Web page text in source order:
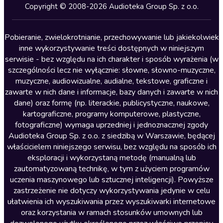
Kryminały
Lektury szkolne
Literatura anglojęzyczna
Literatura faktu
Literatura obyczajowa
Literatura piękna obca
Literatura piękna polska
Nagrania relaksacyjne
Nauka języków
Nauki humanistyczne
Podcasty i audycje
Polityka
Prasa
Copyright © 2008-2026 Audioteka Group Sp. z o.o.
Pobieranie, zwielokrotnianie, przechowywanie lub jakiekolwiek
inne wykorzystywanie treści dostępnych w niniejszym
serwisie - bez względu na ich charakter i sposób wyrażenia (w
szczególności lecz nie wyłącznie: słowne, słowno-muzyczne,
muzyczne, audiowizualne, audialne, tekstowe, graficzne i
zawarte w nich dane i informacje, bazy danych i zawarte w nich
dane) oraz formę (np. literackie, publicystyczne, naukowe,
kartograficzne, programy komputerowe, plastyczne,
fotograficzne) wymaga uprzedniej i jednoznacznej zgody
Audioteka Group Sp. z o.o. z siedzibą w Warszawie, będącej
właścicielem niniejszego serwisu, bez względu na sposób ich
eksploracji i wykorzystaną metodę (manualną lub
zautomatyzowaną technikę, w tym z użyciem programów
uczenia maszynowego lub sztucznej inteligencji). Powyższe
zastrzeżenie nie dotyczy wykorzystywania jedynie w celu
ułatwienia ich wyszukiwania przez wyszukiwarki internetowe
oraz korzystania w ramach stosunków umownych lub